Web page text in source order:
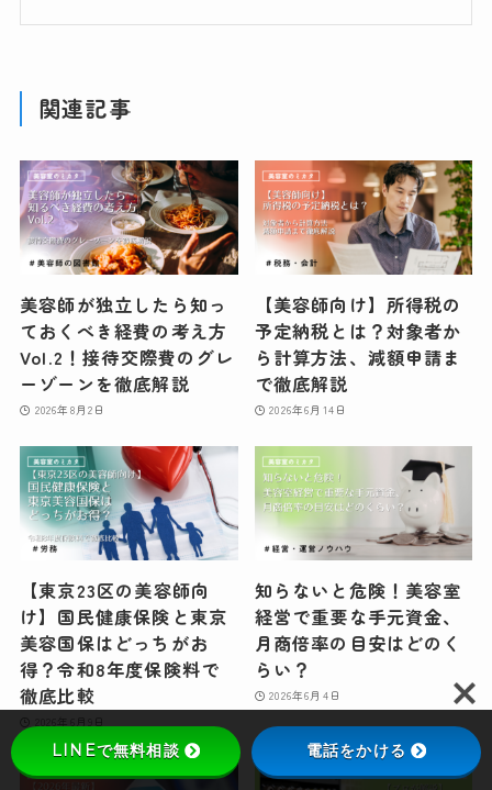
関連記事
美容師が独立したら知っ
ておくべき経費の考え方
Vol.2！接待交際費のグレ
ーゾーンを徹底解説
2026年8月2日
【美容師向け】所得税の
予定納税とは？対象者か
ら計算方法、減額申請ま
で徹底解説
2026年6月14日
【東京23区の美容師向
け】国民健康保険と東京
美容国保はどっちがお
得？令和8年度保険料で
徹底比較
知らないと危険！美容室
経営で重要な手元資金、
月商倍率の目安はどのく
らい？
2026年6月4日
LINEで無料相談 電話をかける